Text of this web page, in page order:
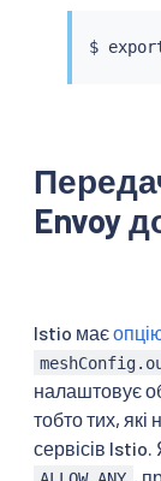
$
Envoy
Istio має
налаштовує
тобто тих, які
сервісів
,